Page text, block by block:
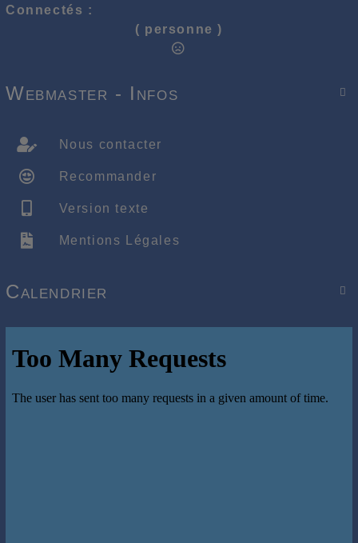
Connectés :
( personne )

Webmaster - Infos
Nous contacter
Recommander
Version texte
Mentions Légales

Calendrier